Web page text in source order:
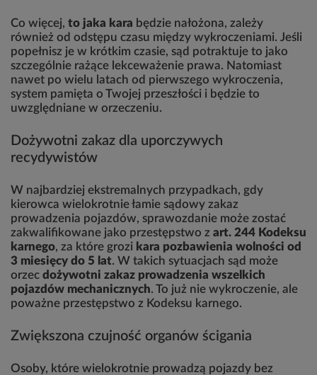
Co więcej, to jaka kara będzie nałożona, zależy
również od odstępu czasu między wykroczeniami. Jeśli
popełnisz je w krótkim czasie, sąd potraktuje to jako
szczególnie rażące lekceważenie prawa. Natomiast
nawet po wielu latach od pierwszego wykroczenia,
system pamięta o Twojej przeszłości i będzie to
uwzględniane w orzeczeniu.
Dożywotni zakaz dla uporczywych
recydywistów
W najbardziej ekstremalnych przypadkach, gdy
kierowca wielokrotnie łamie sądowy zakaz
prowadzenia pojazdów, sprawozdanie może zostać
zakwalifikowane jako przestępstwo z art. 244 Kodeksu
karnego, za które grozi kara pozbawienia wolności od
3 miesięcy do 5 lat. W takich sytuacjach sąd może
orzec dożywotni zakaz prowadzenia wszelkich
pojazdów mechanicznych. To już nie wykroczenie, ale
poważne przestępstwo z Kodeksu karnego.
Zwiększona czujność organów ścigania
Osoby, które wielokrotnie prowadzą pojazdy bez